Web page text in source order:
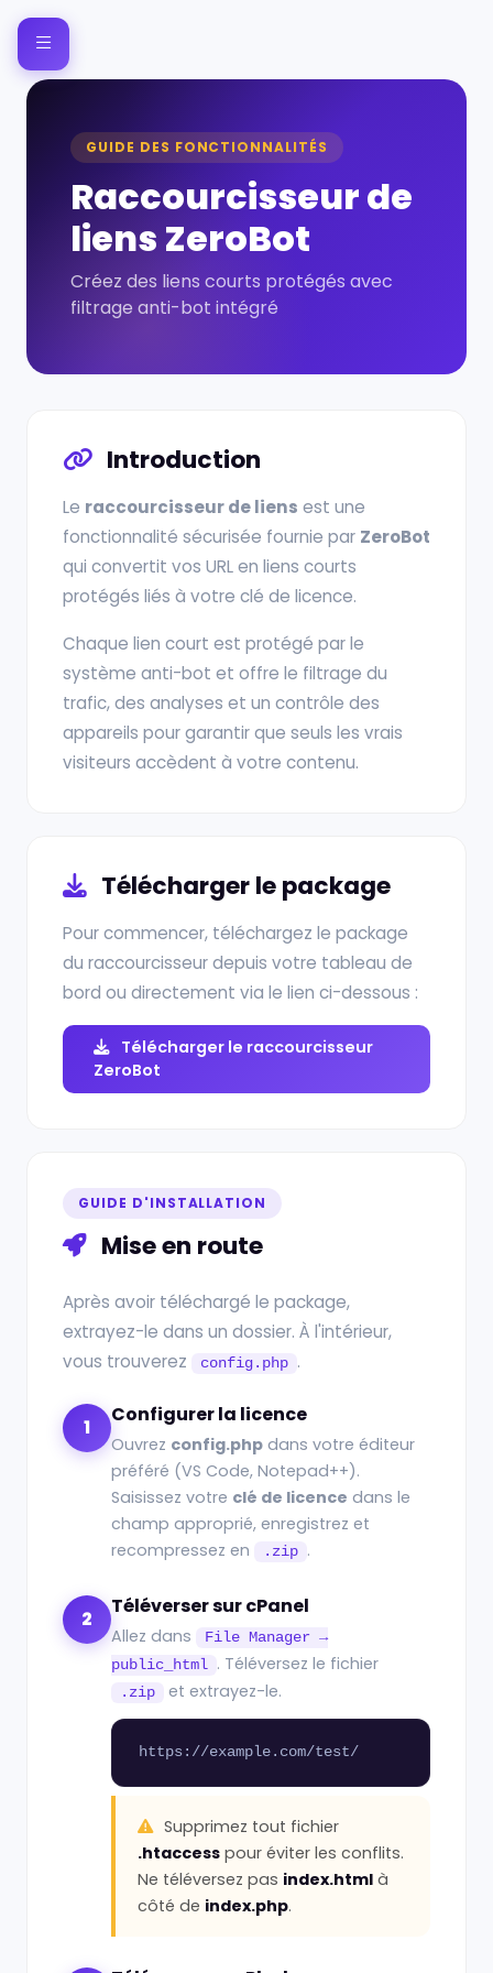
GUIDE DES FONCTIONNALITÉS
Raccourcisseur de
liens ZeroBot
Créez des liens courts protégés avec
filtrage anti-bot intégré
Introduction
Le raccourcisseur de liens est une
fonctionnalité sécurisée fournie par ZeroBot
qui convertit vos URL en liens courts
protégés liés à votre clé de licence.
Chaque lien court est protégé par le
système anti-bot et offre le filtrage du
trafic, des analyses et un contrôle des
appareils pour garantir que seuls les vrais
visiteurs accèdent à votre contenu.
Télécharger le package
Pour commencer, téléchargez le package
du raccourcisseur depuis votre tableau de
bord ou directement via le lien ci-dessous :
Télécharger le raccourcisseur
ZeroBot
GUIDE D'INSTALLATION
Mise en route
Après avoir téléchargé le package,
extrayez-le dans un dossier. À l'intérieur,
vous trouverez
config.php .
1
Configurer la licence
Ouvrez config.php dans votre éditeur
préféré (VS Code, Notepad++).
Saisissez votre clé de licence dans le
champ approprié, enregistrez et
recompressez en
.zip .
2
Téléverser sur cPanel
Allez dans
File Manager →
public_html . Téléversez le fichier
.zip et extrayez-le.
https://example.com/test/
Supprimez tout fichier
.htaccess pour éviter les conflits.
Ne téléversez pas index.html à
côté de index.php.